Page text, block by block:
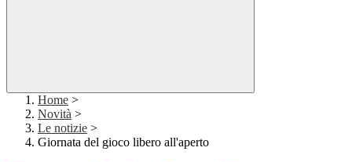
Home >
Novità >
Le notizie >
Giornata del gioco libero all'aperto